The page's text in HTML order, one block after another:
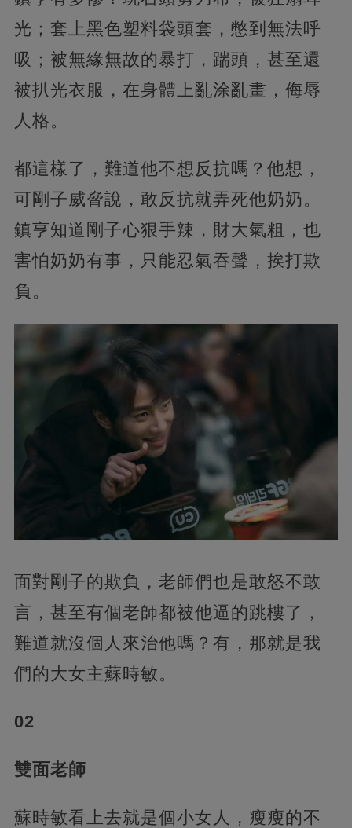
光；套上黑色塑料袋頭套，憋到無法呼
吸；被無緣無故的暴打，踹頭，甚至還
被扒光衣服，在身體上亂涂亂畫，侮辱
人格。
都這樣了，難道他不想反抗嗎？他想，
可剛子威脅說，敢反抗就弄死他奶奶。
鎮亨知道剛子心狠手辣，財大氣粗，也
害怕奶奶有事，只能忍氣吞聲，挨打欺
負。
面對剛子的欺負，老師們也是敢怒不敢
言，甚至有個老師都被他逼的跳樓了，
難道就沒個人來治他嗎？有，那就是我
們的大女主蘇時敏。
02
雙面老師
蘇時敏看上去就是個小女人，瘦瘦的不